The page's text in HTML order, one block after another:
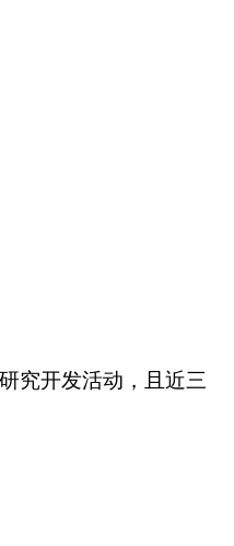
究开发活动，且近三